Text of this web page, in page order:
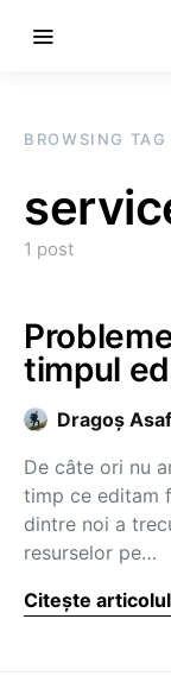
BROWSING TAG
1 post
timpul
Dragoş
De câte ori nu
timp ce editam
dintre noi a
resurselor pe…
Citește articolul